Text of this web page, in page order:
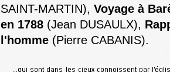
SAINT-MARTIN), Voyage à
en 1788(Jean DUSAULX),
l'homme(Pierre CABANIS).